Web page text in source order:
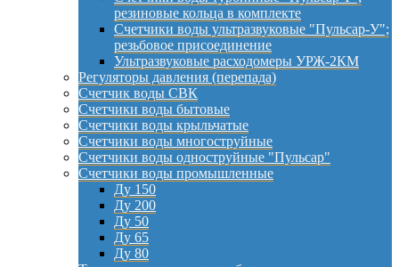
резиновые кольца в комплекте
Счетчики воды ультразвуковые "Пульсар-У";
резьбовое присоединение
Ультразвуковые расходомеры УРЖ-2КМ
Регуляторы давления (перепада)
Счетчик воды СВК
Счетчики воды бытовые
Счетчики воды крыльчатые
Счетчики воды многоструйные
Счетчики воды одноструйные "Пульсар"
Счетчики воды промышленные
Ду 150
Ду 200
Ду 50
Ду 65
Ду 80